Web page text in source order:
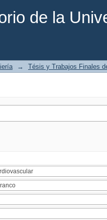
de la
→ Tésis y Trabajos Finales